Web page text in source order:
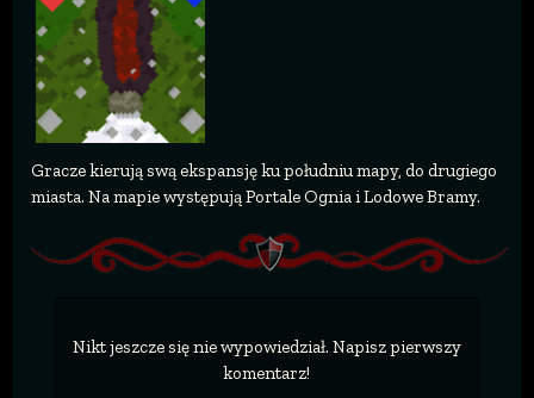
Gracze kierują swą ekspansję ku południu mapy, do drugiego
miasta. Na mapie występują Portale Ognia i Lodowe Bramy.
Nikt jeszcze się nie wypowiedział. Napisz pierwszy
komentarz!